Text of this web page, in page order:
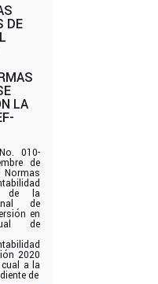
DE
LA
010-
de
de la
de
en
de
2020
a la
de